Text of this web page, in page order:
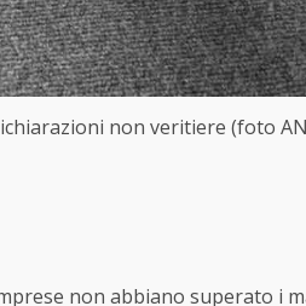
non veritiere (foto
non abbiano superato i